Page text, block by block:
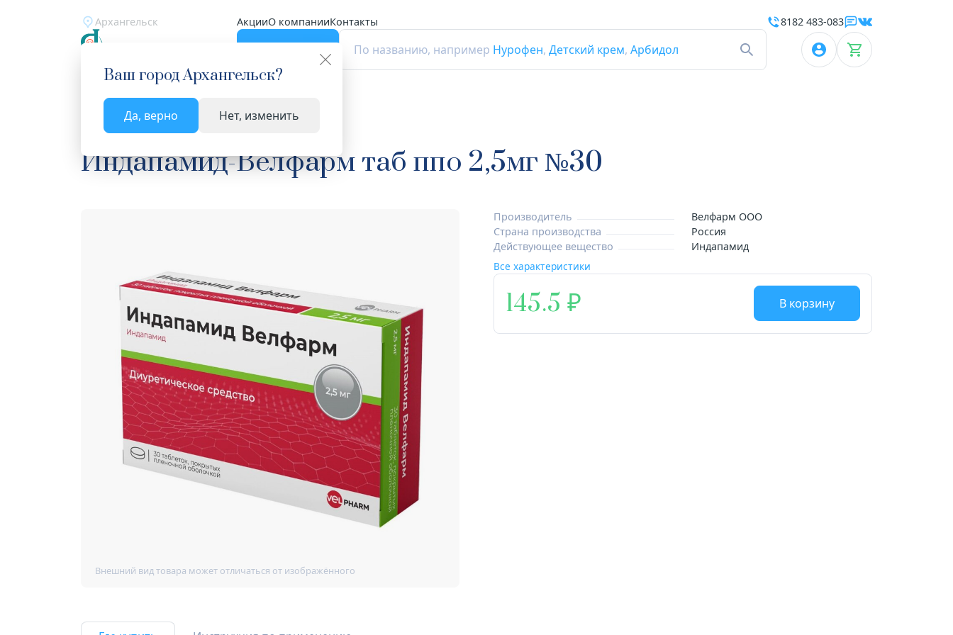
Архангельск АкцииО компанииКонтакты
По названию, например Нурофен, Детский крем, Арбидол
Ваш городАрхангельск?
Да, верно Нет, изменить
8182 483-083
Главная Каталог Лекарства и БАД
Индапамид-Велфарм таб ппо 2,5мг №30
Производитель
Велфарм ООО
Страна производства
Россия
Действующее вещество
Индапамид
Все характеристики
145.5 В корзину